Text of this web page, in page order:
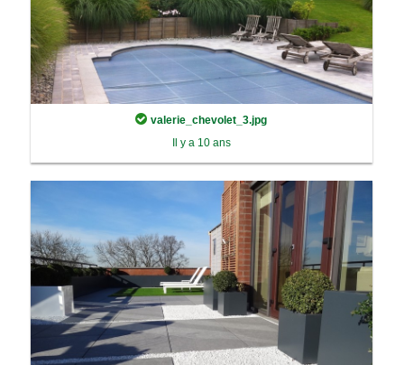
valerie_chevolet_3.jpg
Il y a 10 ans